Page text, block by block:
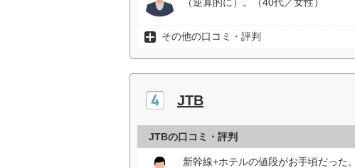
その他の口コミ・評判
JTB
JTBの口コミ・評判
新幹線+ホテルの値段がお手頃だった